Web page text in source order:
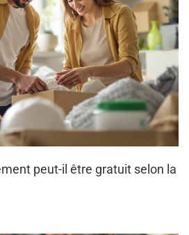
peut-il être gratuit selon la